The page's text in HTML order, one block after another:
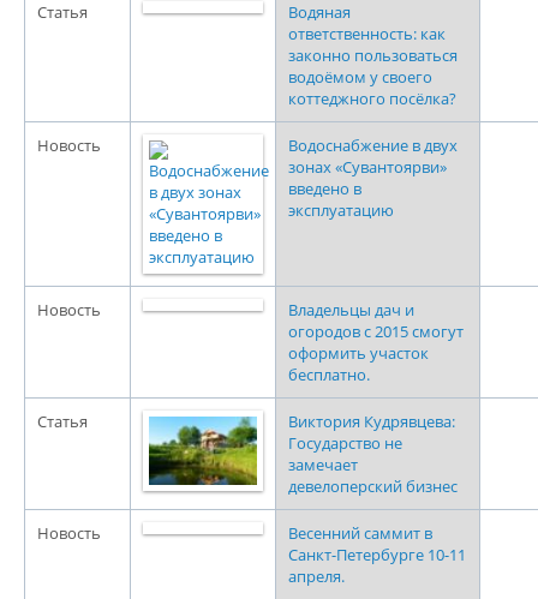
Статья
Водяная
ответственность: как
законно пользоваться
водоёмом у своего
коттеджного посёлка?
Новость
Водоснабжение в двух
зонах «Сувантоярви»
введено в
эксплуатацию
Новость
Владельцы дач и
огородов с 2015 смогут
оформить участок
бесплатно.
Статья
Виктория Кудрявцева:
Государство не
замечает
девелоперский бизнес
Новость
Весенний саммит в
Санкт-Петербурге 10-11
апреля.